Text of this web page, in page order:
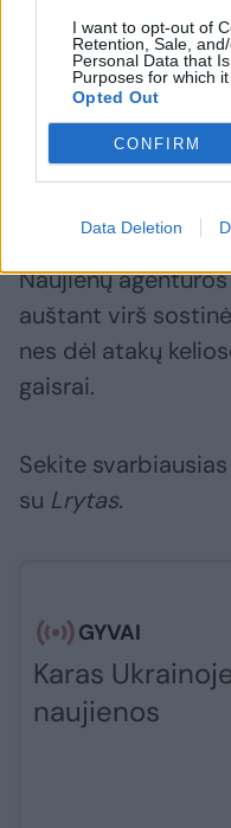
I want to opt-out of
Retention, Sale,
Personal Data that
Purposes for which it
Opted Out
CONFIRM
Data Deletion
„ES atsidūrė
priekalo“:
sulygino su
krize(1)
Naujienų
auštant virš
nes dėl atakų
gaisrai.
Sekite
su Lrytas.​​​
GYVAI
Karas
naujienos